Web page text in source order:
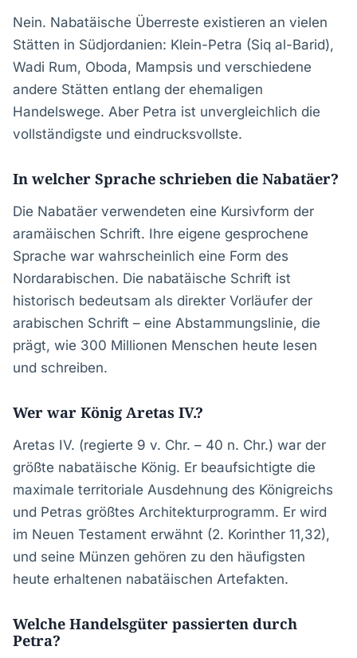
Nein. Nabatäische Überreste existieren an vielen
Stätten in Südjordanien: Klein-Petra (Siq al-Barid),
Wadi Rum, Oboda, Mampsis und verschiedene
andere Stätten entlang der ehemaligen
Handelswege. Aber Petra ist unvergleichlich die
vollständigste und eindrucksvollste.
In welcher Sprache schrieben die Nabatäer?
Die Nabatäer verwendeten eine Kursivform der
aramäischen Schrift. Ihre eigene gesprochene
Sprache war wahrscheinlich eine Form des
Nordarabischen. Die nabatäische Schrift ist
historisch bedeutsam als direkter Vorläufer der
arabischen Schrift – eine Abstammungslinie, die
prägt, wie 300 Millionen Menschen heute lesen
und schreiben.
Wer war König Aretas IV.?
Aretas IV. (regierte 9 v. Chr. – 40 n. Chr.) war der
größte nabatäische König. Er beaufsichtigte die
maximale territoriale Ausdehnung des Königreichs
und Petras größtes Architekturprogramm. Er wird
im Neuen Testament erwähnt (2. Korinther 11,32),
und seine Münzen gehören zu den häufigsten
heute erhaltenen nabatäischen Artefakten.
Welche Handelsgüter passierten durch
Petra?